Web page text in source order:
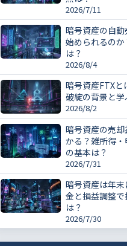
2026/7/11
暗号資産の自
始められるの
は？
2026/8/4
暗号資産FTXと
破綻の背景と学
2026/8/2
暗号資産の売
かる？雑所得
の基本は？
2026/7/31
暗号資産は年
金と損益調整
は？
2026/7/30